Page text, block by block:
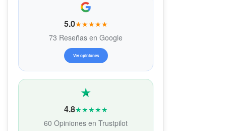
5.0★★★★★
73 Reseñas en Google
Ver opiniones
4.8★★★★★
60 Opiniones en Trustpilot